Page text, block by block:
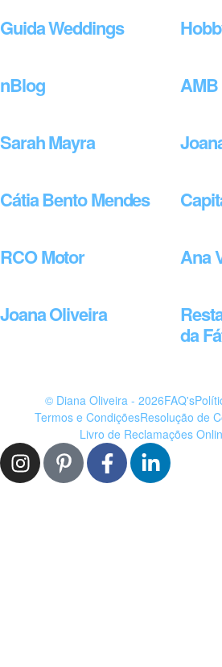
Guida Weddings
nBlog
Sarah Mayra
Cátia Bento Mendes
RCO Motor Ana
Joana Oliveira
da
© Diana Oliveira - 2026FAQ's
Termos e CondiçõesResolução de
Livro de Reclamações